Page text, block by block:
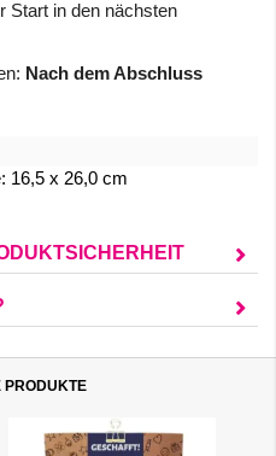
Start in den nächsten
Nach dem Abschluss
16,5 x 26,0 cm
PRODUKTE